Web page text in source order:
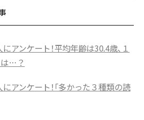
アンケート！平均年齢は30.4歳、１
…？
アンケート！「多かった３種類の読